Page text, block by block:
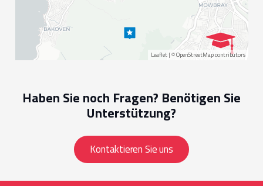
Leaflet| ©OpenStreetMapcontributors
Haben Sie noch Fragen? Benötigen Sie
Unterstützung?
Kontaktieren Sie uns